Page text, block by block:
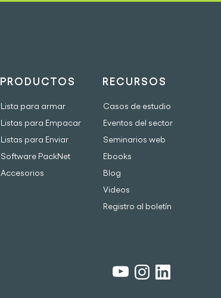
PRODUCTOS
Lista para armar
Listas para Empacar
Listas para Enviar
Software PackNet
Accesorios
RECURSOS
Casos de estudio
Eventos del sector
Seminarios web
Ebooks
Blog
Videos
Registro al boletín